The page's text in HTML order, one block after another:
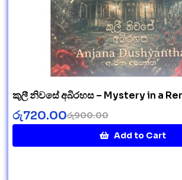
කුලී නිවසේ අබිරහස – Mystery in a
රු900.00
රු720.00
Add to Cart